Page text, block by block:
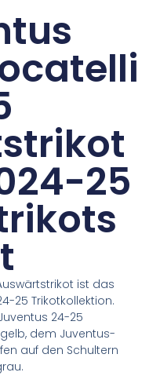
25
ist das
25 Trikotkollektion.
24-25
dem Juventus-
auf den Schultern